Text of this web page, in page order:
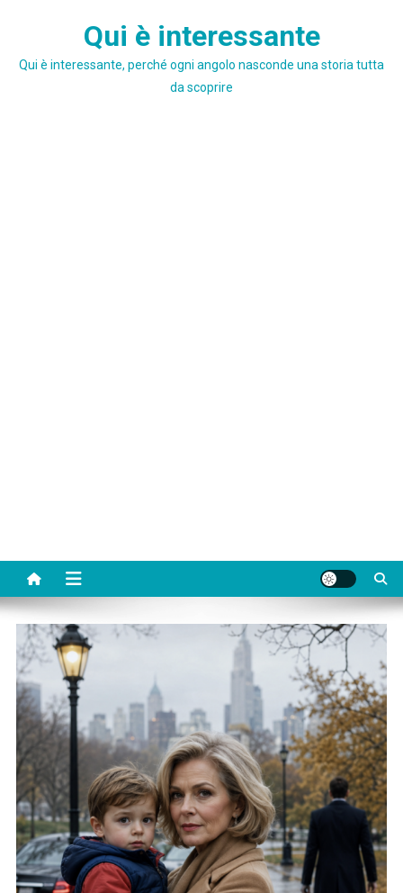
Qui è interessante
Qui è interessante, perché ogni angolo nasconde una storia tutta
da scoprire